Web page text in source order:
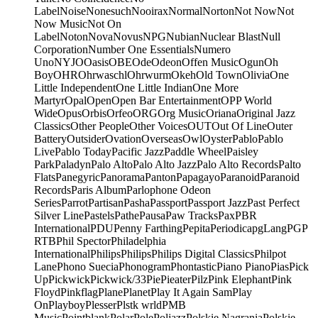
LabelNoiseNonesuchNooiraxNormalNortonNot NowNot
Now MusicNot On
LabelNotonNovaNovusNPGNubianNuclear BlastNull
CorporationNumber One EssentialsNumero
UnoNYJOOasisOBEOdeOdeonOffen MusicOgunOh
BoyOHROhrwaschlOhrwurmOkehOld TownOliviaOne
Little IndependentOne Little IndianOne More
MartyrOpalOpenOpen Bar EntertainmentOPP World
WideOpusOrbisOrfeoORGOrg MusicOrianaOriginal Jazz
ClassicsOther PeopleOther VoicesOUTOut Of LineOuter
BatteryOutsiderOvationOverseasOwlOysterPabloPablo
LivePablo TodayPacific JazzPaddle WheelPaisley
ParkPaladynPalo AltoPalo Alto JazzPalo Alto RecordsPalto
FlatsPanegyricPanoramaPantonPapagayoParanoidParanoid
RecordsParis AlbumParlophone Odeon
SeriesParrotPartisanPashaPassportPassport JazzPast Perfect
Silver LinePastelsPathePausaPaw TracksPaxPBR
InternationalPDUPenny FarthingPepitaPeriodicapgLangPGP
RTBPhil SpectorPhiladelphia
InternationalPhilipsPhilipsPhilips Digital ClassicsPhilpot
LanePhono SueciaPhonogramPhontasticPiano PianoPiasPick
UpPickwickPickwick/33PiePieaterPilzPink ElephantPink
FloydPinkflagPlanePlanetPlay It Again SamPlay
OnPlayboyPlesserPlstk wrldPMB